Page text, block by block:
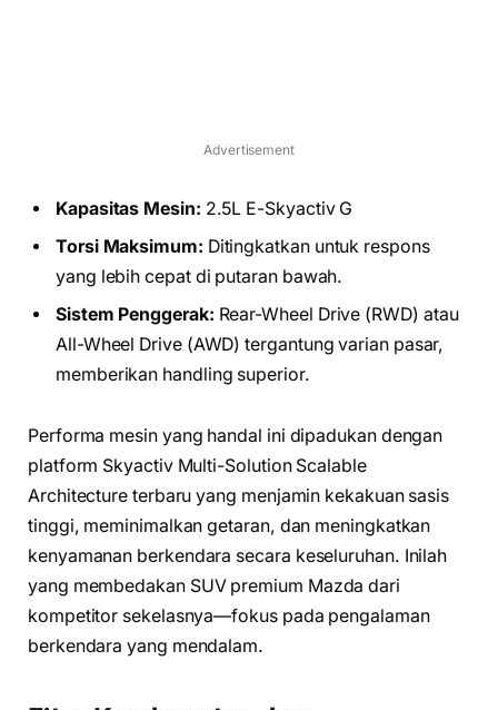
Advertisement
Kapasitas Mesin: 2.5L E-Skyactiv G
Torsi Maksimum: Ditingkatkan untuk respons
yang lebih cepat di putaran bawah.
Sistem Penggerak: Rear-Wheel Drive (RWD) atau
All-Wheel Drive (AWD) tergantung varian pasar,
memberikan handling superior.
Performa mesin yang handal ini dipadukan dengan
platform Skyactiv Multi-Solution Scalable
Architecture terbaru yang menjamin kekakuan sasis
tinggi, meminimalkan getaran, dan meningkatkan
kenyamanan berkendara secara keseluruhan. Inilah
yang membedakan SUV premium Mazda dari
kompetitor sekelasnya—fokus pada pengalaman
berkendara yang mendalam.